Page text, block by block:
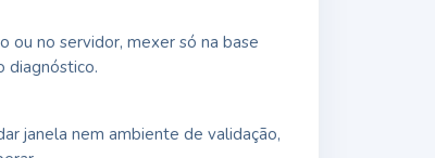
ou no servidor, mexer só na base
diagnóstico.
janela nem ambiente de validação,